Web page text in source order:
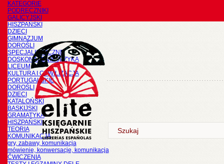
KATEGORIE
PODRĘCZNIKI
GALICYJSKI
HISZPAŃSKI
DZIECI
GIMNAZJUM
DOROŚLI
SPECJALISTYCZNE
DOSKONALENIE JĘZYKA
LICEUM
KULTURA I CYWILIZACJA
PORTUGALSKIE
DOROŚLI
DZIECI
KATALOŃSKI
BASKIJSKI
GRAMATYKA
HISZPAŃSKI
TEORIA
KOMUNIKACJA
gry, zabawy, komunikacja
mówienie, konwersacje, komunikacja
ĆWICZENIA